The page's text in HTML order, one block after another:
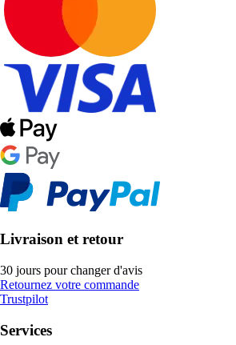
Livraison et retour
30 jours pour changer d'avis
Retournez votre commande
Trustpilot
Services